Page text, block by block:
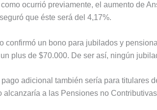
ocurrió previamente, el aumento de
que éste será del 4,17%.
confirmó un bono para jubilados y
plus de $70.000. De ser así, ningún
pago adicional también sería para titulares
alcanzaría a las Pensiones no